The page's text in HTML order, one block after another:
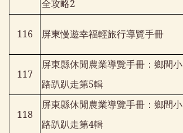
全攻略2
116 屏東慢遊幸福輕旅行導覽手冊
117
屏東縣休閒農業導覽手冊：鄉間小
路趴趴走第5輯
118
屏東縣休閒農業導覽手冊：鄉間小
路趴趴走第4輯